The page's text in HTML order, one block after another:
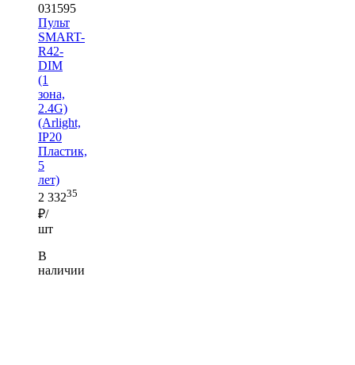
031595
Пульт
SMART-
R42-
DIM
(1
зона,
2.4G)
(Arlight,
IP20
Пластик,
5
лет)
2 33235
₽/
шт
В
наличии